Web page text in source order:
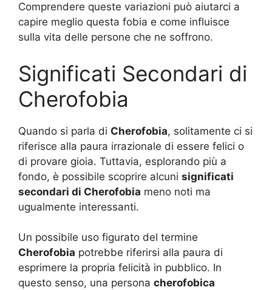
Comprendere queste variazioni può aiutarci a
capire meglio questa fobia e come influisce
sulla vita delle persone che ne soffrono.
Significati Secondari di
Cherofobia
Quando si parla di Cherofobia, solitamente ci si
riferisce alla paura irrazionale di essere felici o
di provare gioia. Tuttavia, esplorando più a
fondo, è possibile scoprire alcuni significati
secondari di Cherofobia meno noti ma
ugualmente interessanti.
Un possibile uso figurato del termine
Cherofobia potrebbe riferirsi alla paura di
esprimere la propria felicità in pubblico. In
questo senso, una persona cherofobica